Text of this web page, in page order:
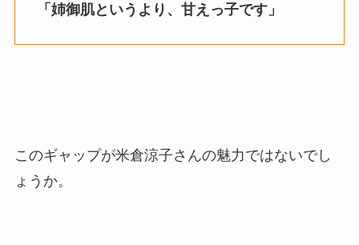
「姉御肌というより、甘えっ子です」
このギャップが米倉涼子さんの魅力ではないでし
ょうか。